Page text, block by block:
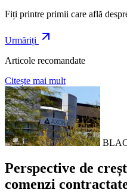
Fiți printre primii care află
Urmăriți
Articole recomandate
Citește mai mult
Perspective de
comenzi